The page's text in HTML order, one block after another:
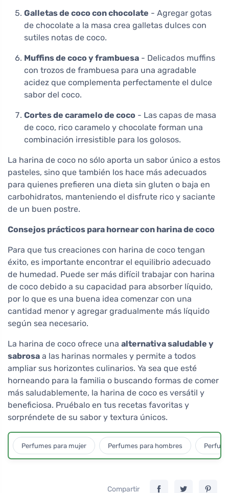
Galletas de coco con chocolate - Agregar gotas
de chocolate a la masa crea galletas dulces con
sutiles notas de coco.
Muffins de coco y frambuesa - Delicados muffins
con trozos de frambuesa para una agradable
acidez que complementa perfectamente el dulce
sabor del coco.
Cortes de caramelo de coco - Las capas de masa
de coco, rico caramelo y chocolate forman una
combinación irresistible para los golosos.
La harina de coco no sólo aporta un sabor único a estos
pasteles, sino que también los hace más adecuados
para quienes prefieren una dieta sin gluten o baja en
carbohidratos, manteniendo el disfrute rico y saciante
de un buen postre.
Consejos prácticos para hornear con harina de coco
Para que tus creaciones con harina de coco tengan
éxito, es importante encontrar el equilibrio adecuado
de humedad. Puede ser más difícil trabajar con harina
de coco debido a su capacidad para absorber líquido,
por lo que es una buena idea comenzar con una
cantidad menor y agregar gradualmente más líquido
según sea necesario.
La harina de coco ofrece una alternativa saludable y
sabrosa a las harinas normales y permite a todos
ampliar sus horizontes culinarios. Ya sea que esté
horneando para la familia o buscando formas de comer
más saludablemente, la harina de coco es versátil y
beneficiosa. Pruébalo en tus recetas favoritas y
sorpréndete de su sabor y textura únicos.
Perfumes para mujer Perfumes para hombres
Compartir